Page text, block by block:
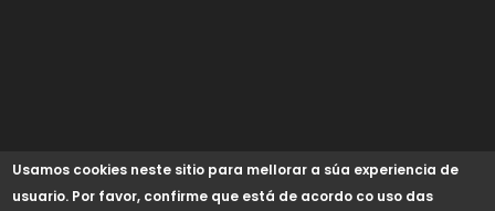
Usamos cookies neste sitio para mellorar a súa experiencia de
usuario. Por favor, confirme que está de acordo co uso das